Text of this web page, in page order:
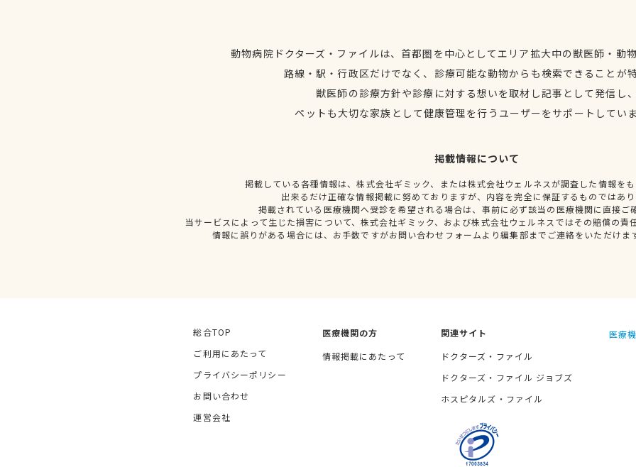
動物病院ドクターズ・ファイルは、首都圏を中心としてエリア拡大中の獣医師・動
路線・駅・行政区だけでなく、診療可能な動物からも検索できることが
獣医師の診療方針や診療に対する想いを取材し記事として発信し
ペットも大切な家族として健康管理を行うユーザーをサポートしてい
掲載情報について
掲載している各種情報は、株式会社ギミック、または株式会社ウェルネスが調査した情報を
出来るだけ正確な情報掲載に努めておりますが、内容を完全に保証するものではあ
掲載されている医療機関へ受診を希望される場合は、事前に必ず該当の医療機関に直接ご
当サービスによって生じた損害について、株式会社ギミック、および株式会社ウェルネスではその賠償の責
情報に誤りがある場合には、お手数ですがお問い合わせフォームより編集部までご連絡をいただけま
総合TOP
ご利用にあたって
プライバシーポリシー
お問い合わせ
運営会社
医療機関の方
情報掲載にあたって
関連サイト
ドクターズ・ファイル
ドクターズ・ファイル ジョブズ
ホスピタルズ・ファイル
医療